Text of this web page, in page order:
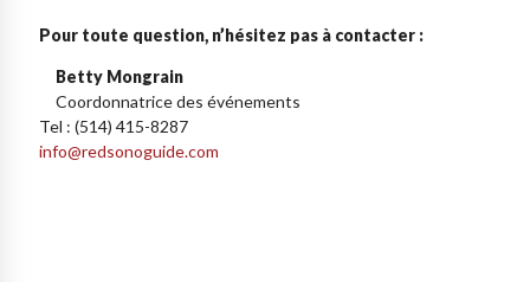
Pour toute question, n’hésitez pas à contacter :
Betty Mongrain
Coordonnatrice des événements
Tel : (514) 415-8287
info@redsonoguide.com